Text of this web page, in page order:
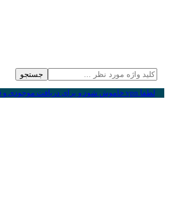
جستجو
لطفا vpn خاموش شود و برای دریافت موجودی و قیمت به روز با ما ارتباط بگیرید